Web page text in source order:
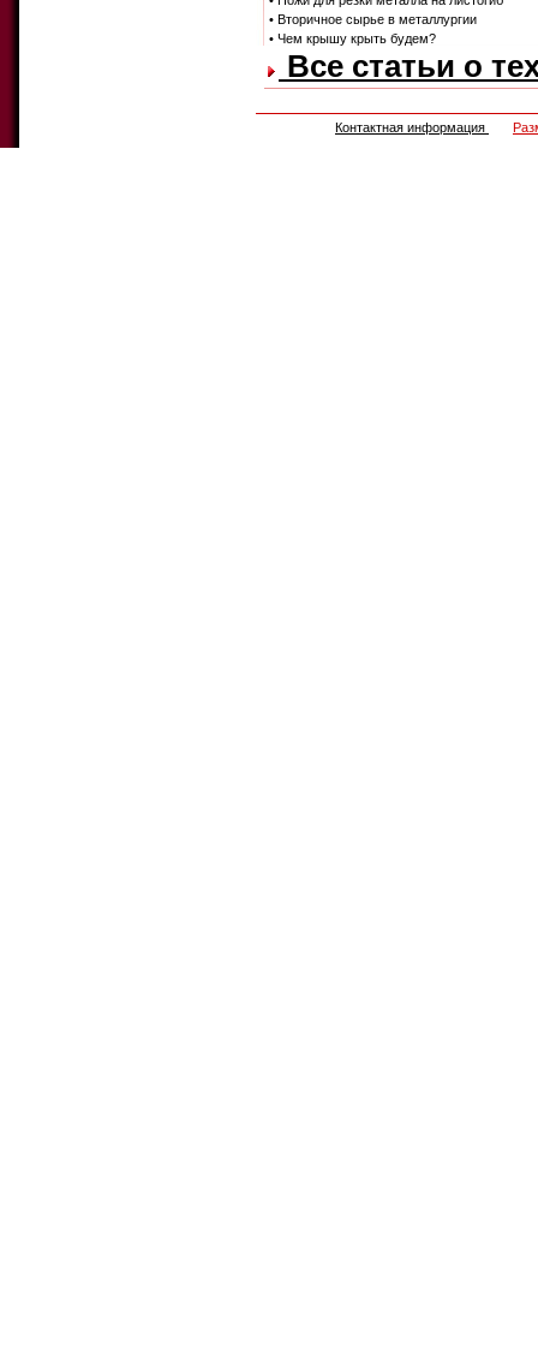
• Вторичное сырье в металлургии
• Чем крышу крыть будем?
Все статьи о
Контактная информация